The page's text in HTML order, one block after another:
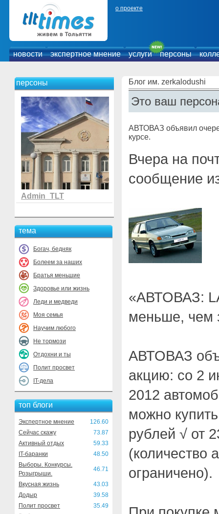
о проекте
новости экспертное мнение услуги персоны
персоны
Admin_TLT
тема
Богач, бедняк
Болеем за наших
Братья меньшие
Здоровье или жизнь
Леди и медведи
Моя семья
Научим любого
Не тормози
Отдохни и ты
Полит просвет
IT-дела
топ блоги
Экспертное мнение
126.60
Сейчас скажу
73.87
Активный отдых
59.33
IT-баранки
48.50
Выборы. Конкурсы.
Розыгрыши.
46.71
Вкусная жизнь
43.03
Додыр
39.58
Полит просвет
35.49
Блог им. zerkalodushi
Это ваш
АВТОВАЗ объявил
курсе.
Вчера на
сообщение
«АВТОВАЗ:
меньше, чем
АВТОВАЗ
акцию: со 2
2012
можно
рублей √ от
(количество
ограничено).